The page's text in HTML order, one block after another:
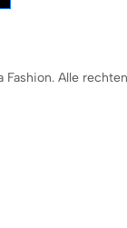
Fashion. Alle